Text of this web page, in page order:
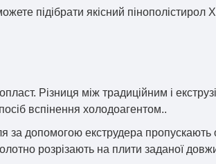
підібрати якісний пінополістирол
Різниця між традиційним і
вспінення холодоагентом..
за допомогою екструдера
розрізають на плити заданої